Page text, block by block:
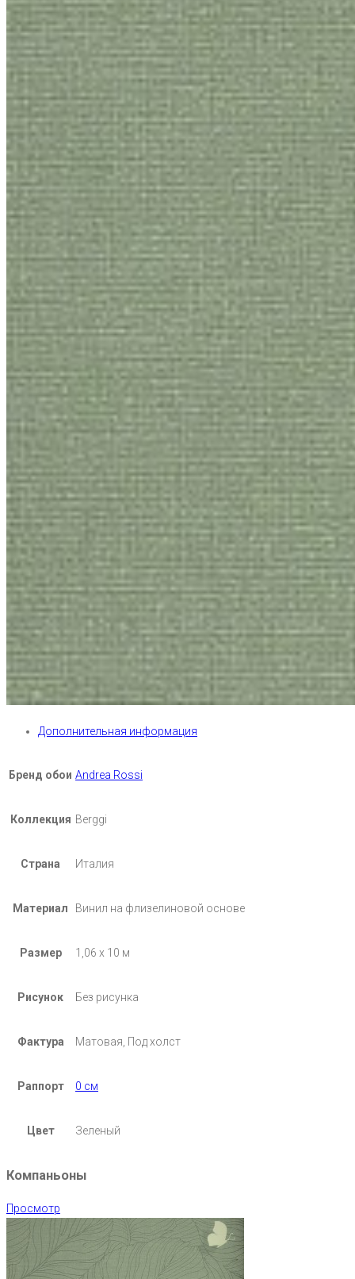
Дополнительная информация
Бренд обои Andrea Rossi
Коллекция Berggi
Страна Италия
Материал Винил на флизелиновой основе
Размер 1,06 х 10 м
Рисунок Без рисунка
Фактура Матовая, Под холст
Раппорт 0 см
Цвет Зеленый
Компаньоны
Просмотр